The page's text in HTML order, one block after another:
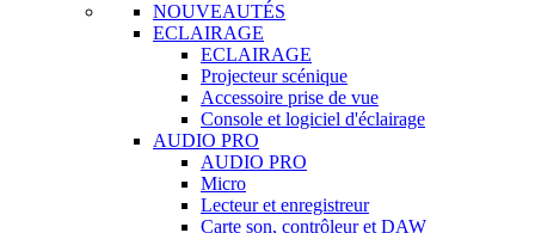
NOUVEAUTÉS
ECLAIRAGE
ECLAIRAGE
Projecteur scénique
Accessoire prise de vue
Console et logiciel d'éclairage
AUDIO PRO
AUDIO PRO
Micro
Lecteur et enregistreur
Carte son, contrôleur et DAW